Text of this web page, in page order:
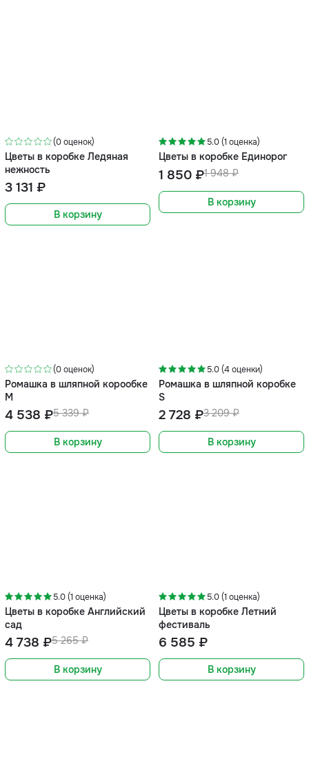
(0 оценок)
Цветы в коробке Ледяная
нежность
3 131 ₽
В корзину
5.0 (1 оценка)
Цветы в коробке Единорог
1 948 ₽
1 850 ₽
В корзину
(0 оценок)
Ромашка в шляпной корообке
М
5 339 ₽
4 538 ₽
В корзину
5.0 (4 оценки)
Ромашка в шляпной коробке
S
3 209 ₽
2 728 ₽
В корзину
5.0 (1 оценка)
Цветы в коробке Английский
сад
5 265 ₽
4 738 ₽
В корзину
5.0 (1 оценка)
Цветы в коробке Летний
фестиваль
6 585 ₽
В корзину